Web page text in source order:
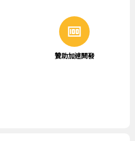
money
贊助加速開發